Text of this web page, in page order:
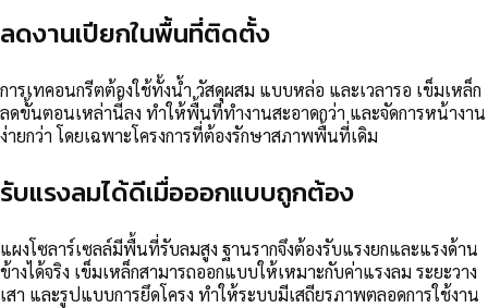
ลดงานเปียกในพื้นที่ติดตั้ง
การเทคอนกรีตต้องใช้ทั้งน้ำ วัสดุผสม แบบหล่อ และเวลารอ เข็มเหล็ก
ลดขั้นตอนเหล่านี้ลง ทำให้พื้นที่ทำงานสะอาดกว่า และจัดการหน้างาน
ง่ายกว่า โดยเฉพาะโครงการที่ต้องรักษาสภาพพื้นที่เดิม
รับแรงลมได้ดีเมื่อออกแบบถูกต้อง
แผงโซลาร์เซลล์มีพื้นที่รับลมสูง ฐานรากจึงต้องรับแรงยกและแรงด้าน
ข้างได้จริง เข็มเหล็กสามารถออกแบบให้เหมาะกับค่าแรงลม ระยะวาง
เสา และรูปแบบการยึดโครง ทำให้ระบบมีเสถียรภาพตลอดการใช้งาน